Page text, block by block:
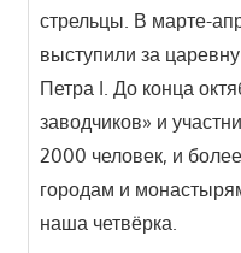
стрельцы. В марте-
выступили за
Петра I. До конца
заводчиков» и
2000 человек, и
городам и
наша четвёрка.